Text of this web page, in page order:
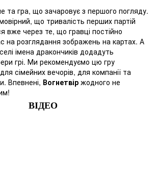
та гра, що зачаровує з першого погляду.
що тривалість перших партій
вже через те, що гравці постійно
на розглядання зображень на картах. А
імена дракончиків додадуть
грі. Ми рекомендуємо цю гру
сімейних вечорів, для компанії та
Впевнені, Вогнетвір жодного не
ВІДЕО